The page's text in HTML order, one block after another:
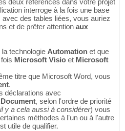
deux références dans votre projet
interroge à la fois une base
des tables liées, vous auriez
et de prêter attention aux
technologie Automation et que
Microsoft Visio et Microsoft
titre que Microsoft Word, vous
.
déclarations avec
, selon l'ordre de priorité
y a cela aussi à considérer) vous
méthodes à l'un ou à l'autre
utile de qualifier.